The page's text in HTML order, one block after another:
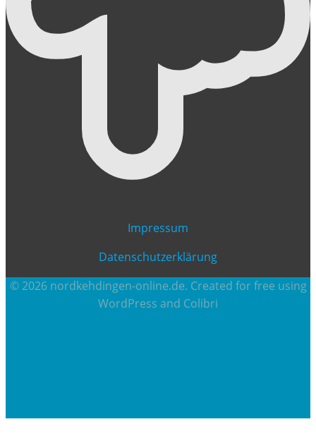
Impressum
Datenschutzerklärung
© 2026 nordkehdingen-online.de. Created for free using
WordPress and Colibri